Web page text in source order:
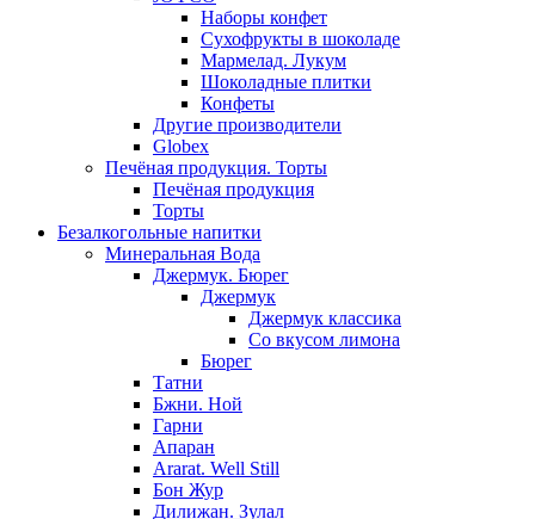
Наборы конфет
Сухофрукты в шоколаде
Мармелад. Лукум
Шоколадные плитки
Конфеты
Другие производители
Globex
Печёная продукция. Торты
Печёная продукция
Торты
Безалкогольные напитки
Минеральная Вода
Джермук. Бюрег
Джермук
Джермук классика
Со вкусом лимона
Бюрег
Татни
Бжни. Ной
Гарни
Апаран
Ararat. Well Still
Бон Жур
Дилижан. Зулал